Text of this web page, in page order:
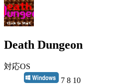
Death Dungeon
対応OS
7 8 10